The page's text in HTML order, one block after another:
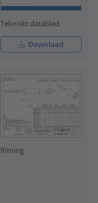
Tekniskt datablad
Download
Ritning